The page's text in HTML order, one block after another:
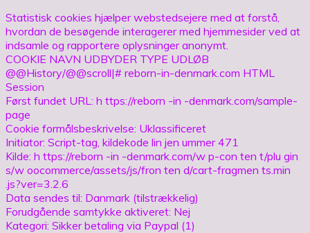
Statistisk cookies hjælper webstedsejere med at forstå,
hvordan de besøgende interagerer med hjemmesider ved at
indsamle og rapportere oplysninger anonymt.
COOKIE NAVN UDBYDER TYPE UDLØB
@@History/@@scroll|# reborn-in-denmark.com HTML
Session
Først fundet URL: h ttps://reborn -in -denmark.com/sample-
page
Cookie formålsbeskrivelse: Uklassificeret
Initiator: Script-tag, kildekode lin jen ummer 471
Kilde: h ttps://reborn -in -denmark.com/w p-con ten t/plu gin
s/w oocommerce/assets/js/fron ten d/cart-fragmen ts.min
.js?ver=3.2.6
Data sendes til: Danmark (tilstrækkelig)
Forudgående samtykke aktiveret: Nej
Kategori: Sikker betaling via Paypal (1)